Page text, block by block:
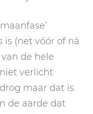
is (net vóór of ná
de hele
verlicht
maar dat is
de aarde dat